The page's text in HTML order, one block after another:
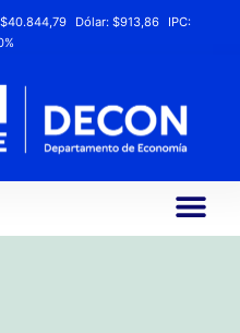
Dólar:$913,86
IPC: